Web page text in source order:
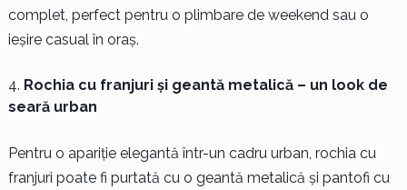
complet, perfect pentru o plimbare de weekend sau o
ieșire casual în oraș.
Rochia cu franjuri și geantă metalică – un look de
seară urban
Pentru o apariție elegantă într-un cadru urban, rochia cu
franjuri poate fi purtată cu o geantă metalică și pantofi cu